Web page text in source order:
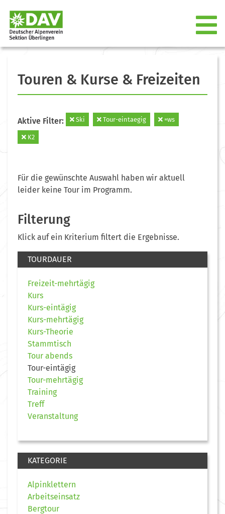
Touren & Kurse & Freizeiten
Aktive Filter: Ski Tour-eintaegig =ws
K2
Für die gewünschte Auswahl haben wir aktuell
leider keine Tour im Programm.
Filterung
Klick auf ein Kriterium filtert die Ergebnisse.
TOURDAUER
Freizeit-mehrtägig
Kurs
Kurs-eintägig
Kurs-mehrtägig
Kurs-Theorie
Stammtisch
Tour abends
Tour-eintägig
Tour-mehrtägig
Training
Treff
Veranstaltung
KATEGORIE
Alpinklettern
Arbeitseinsatz
Bergtour